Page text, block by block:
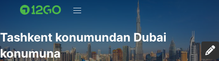
Tashkent konumundan Dubai
konumuna